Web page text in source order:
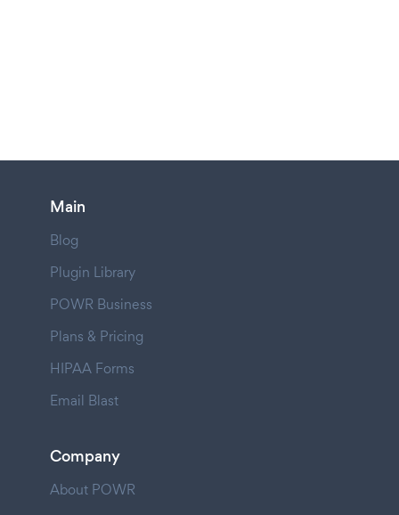
Main
Blog
Plugin Library
POWR Business
Plans & Pricing
HIPAA Forms
Email Blast
Company
About POWR